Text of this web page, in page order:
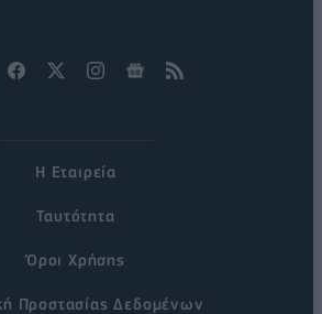
Η Εταιρεία
Ταυτότητα
Όροι Χρήσης
Προστασίας Δεδομένων